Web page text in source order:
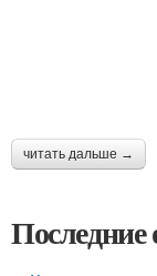
читать дальше →
Последние